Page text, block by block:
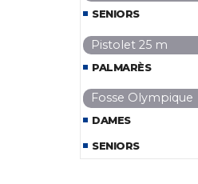
SENIORS
Pistolet 25 m
PALMARÈS
Fosse Olympique
DAMES
SENIORS